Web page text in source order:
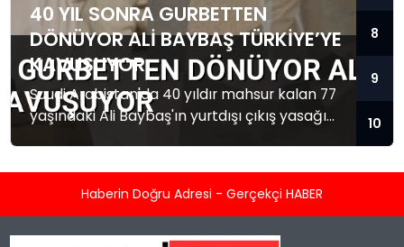
40 YIL SONRA GURBETTEN
DÖNÜYOR ALI BAYBAŞ TÜRKIYE’YE
KAVUŞUYOR
Suudi Arabistan'da 40 yıldır mahsur kalan 77
yaşındaki Ali Baybaş'ın yurtdışı çıkış yasağı
8
9
10
Haberin Doğru Adresi - Gerçekçi HABER